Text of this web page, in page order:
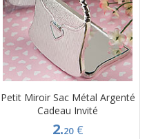
Petit Miroir Sac Métal Argenté
Cadeau Invité
2.20 €